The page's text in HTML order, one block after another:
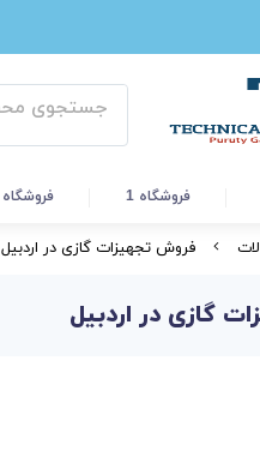
فروشگاه 1 فروشگاه 2
فروش تجهیزات گازی در اردبیل
گازی در اردبیل